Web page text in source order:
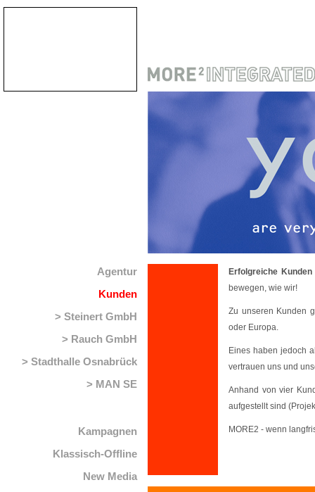
Agentur
Kunden
Steinert GmbH
Rauch GmbH
Stadthalle Osnabrück
MAN SE
Kampagnen
Klassisch-Offline
New Media
Erfolgreiche
bewegen, wie wir!
Zu unseren Kunden
oder Europa.
Eines haben jedoch
vertrauen uns und
Anhand von vier
aufgestellt sind
MORE2 - wenn